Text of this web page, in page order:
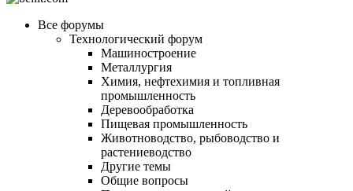
Все форумы
Технологический форум
Машиностроение
Металлургия
Химия, нефтехимия и топливная
промышленность
Деревообработка
Пищевая промышленность
Животноводство, рыбоводство и
растениеводство
Другие темы
Общие вопросы